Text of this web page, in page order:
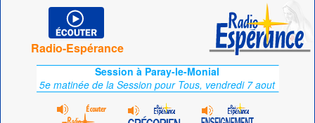
Radio-Espérance
Session à Paray-le-Monial
5e matinée de la Session pour Tous, vendredi 7 aout